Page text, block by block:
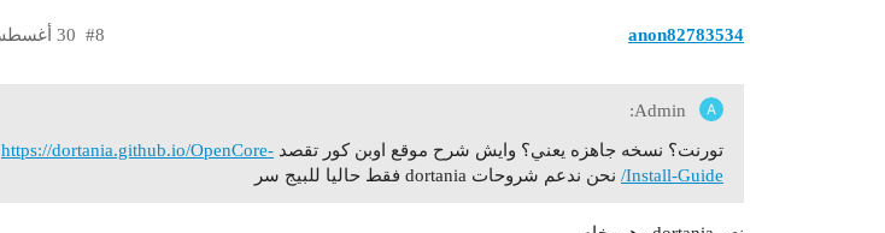
anon82783534 30 أغسطس 2020، 3:29م #8
تورنت؟ نسخه جاهزه يعني؟ وايش شرح موقع اوبن كور تقصد dortania ? https://dortania.github.io/OpenCore-
Install-Guide/ نحن ندعم شروحات dortania فقط حاليا للبيج سر